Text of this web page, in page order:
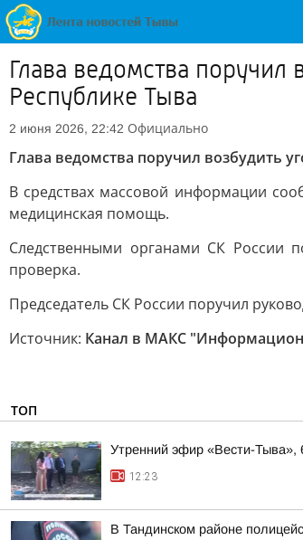
Глава ведомства поручил
Республике Тыва
2 июня 2026, 22:42 Официально
Глава ведомства поручил возбудить
В средствах массовой информации
медицинская помощь.
Следственными органами СК России
проверка.
Председатель СК России поручил
Источник: Канал в МАКС
ТОП
Утренний эфир «Вести-Тыва»,
12:23
В Тандинском районе